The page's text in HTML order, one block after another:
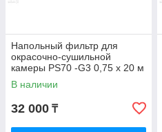
Напольный фильтр для
окрасочно-сушильной
камеры PS70 -G3 0,75 x 20 м
в рулоне
В наличии
32 000 ₸